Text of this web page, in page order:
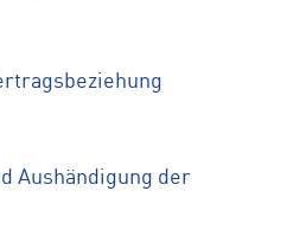
Aushändigung der